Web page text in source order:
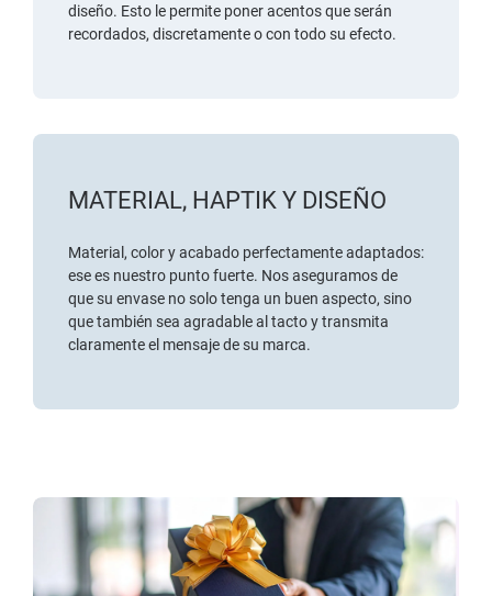
diseño. Esto le permite poner acentos que serán
recordados, discretamente o con todo su efecto.
MATERIAL, HAPTIK Y DISEÑO
Material, color y acabado perfectamente adaptados:
ese es nuestro punto fuerte. Nos aseguramos de
que su envase no solo tenga un buen aspecto, sino
que también sea agradable al tacto y transmita
claramente el mensaje de su marca.